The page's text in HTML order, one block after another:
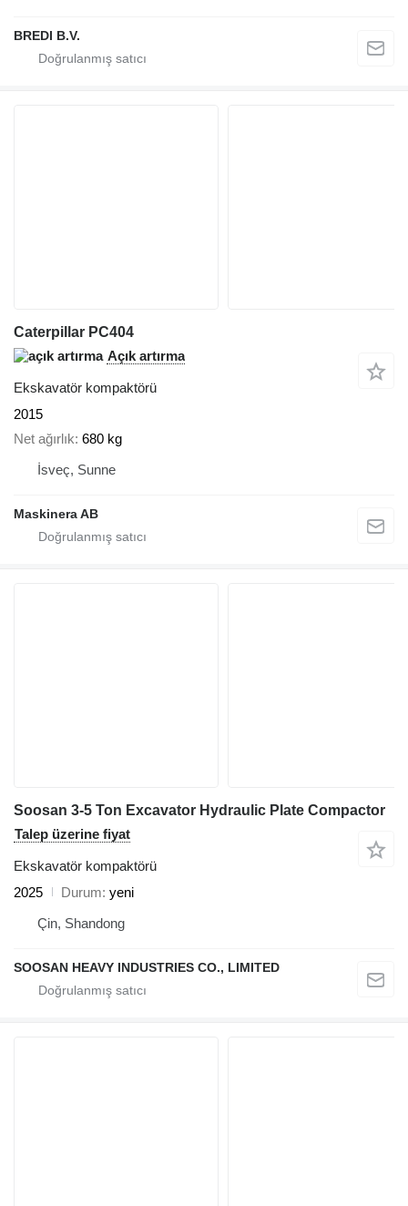
BREDI B.V.
Caterpillar PC404
Açık artırma
Ekskavatör kompaktörü
2015
Net ağırlık 680 kg
İsveç, Sunne
Maskinera AB
Soosan 3-5 Ton Excavator Hydraulic Plate Compactor
Talep üzerine fiyat
Ekskavatör kompaktörü
2025
Durum yeni
Çin, Shandong
SOOSAN HEAVY INDUSTRIES CO., LIMITED